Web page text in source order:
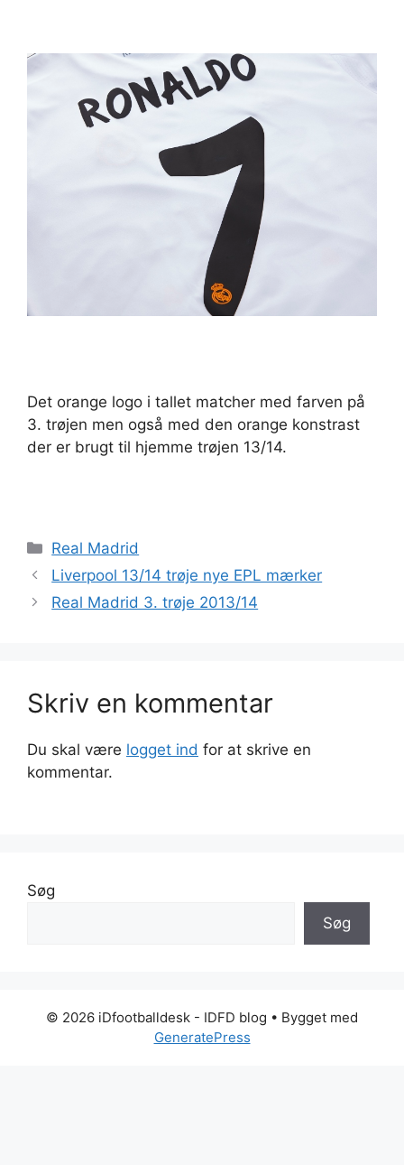
Det orange logo i tallet matcher med farven på
3. trøjen men også med den orange konstrast
der er brugt til hjemme trøjen 13/14.
Kategorier
Real Madrid
Liverpool 13/14 trøje nye EPL mærker
Real Madrid 3. trøje 2013/14
Skriv en kommentar
Du skal være logget ind for at skrive en
kommentar.
Søg
Søg
© 2026 iDfootballdesk - IDFD blog • Bygget med
GeneratePress